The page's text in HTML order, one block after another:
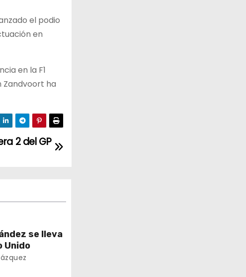
el podio
en
en la F1
Zandvoort ha
2 del GP
se lleva
Unido